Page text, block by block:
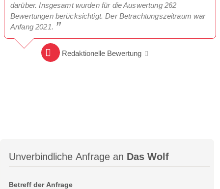
darüber. Insgesamt wurden für die Auswertung 262
Bewertungen berücksichtigt. Der Betrachtungszeitraum war
Anfang 2021.
Redaktionelle Bewertung
Unverbindliche Anfrage an Das Wolf
Betreff der Anfrage